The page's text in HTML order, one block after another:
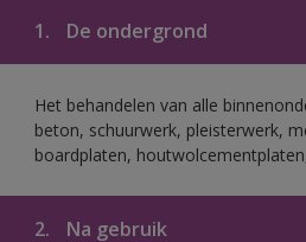
1. De ondergrond
Het behandelen van alle
beton, schuurwerk, pleisterwerk,
boardplaten,
2. Na gebruik